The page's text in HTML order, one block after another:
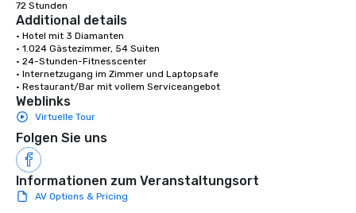
72 Stunden
Additional details
• Hotel mit 3 Diamanten
• 1.024 Gästezimmer, 54 Suiten
• 24-Stunden-Fitnesscenter
• Internetzugang im Zimmer und Laptopsafe
• Restaurant/Bar mit vollem Serviceangebot
Weblinks
Virtuelle Tour
Folgen Sie uns
Informationen zum Veranstaltungsort
AV Options & Pricing